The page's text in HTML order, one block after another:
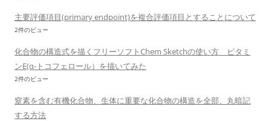
主要評価項目(primary endpoint)を複合評価項目とすることについて
2件のビュー
化合物の構造式を描くフリーソフトChem Sketchの使い方 ビタミ
ンE(α-トコフェロール）を描いてみた
2件のビュー
窒素を含む有機化合物、生体に重要な化合物の構造を全部、丸暗記
する方法